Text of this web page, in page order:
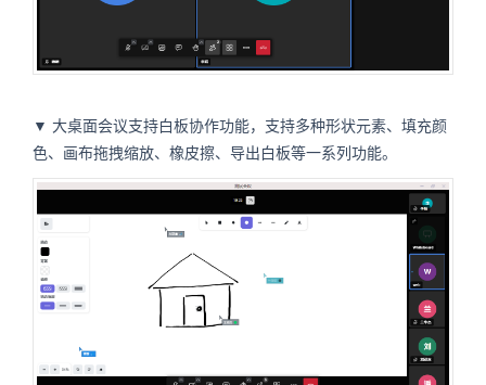
▼ 大桌面会议支持白板协作功能，支持多种形状元素、填充颜
色、画布拖拽缩放、橡皮擦、导出白板等一系列功能。